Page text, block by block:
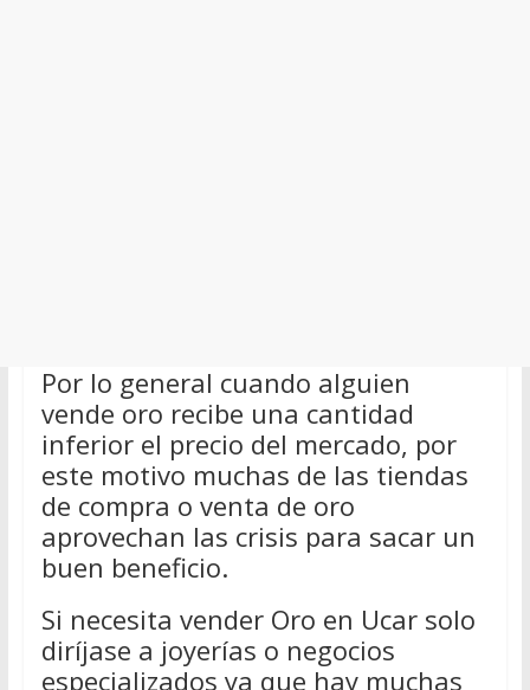
Por lo general cuando alguien
vende oro recibe una cantidad
inferior el precio del mercado, por
este motivo muchas de las tiendas
de compra o venta de oro
aprovechan las crisis para sacar un
buen beneficio.
Si necesita vender Oro en Ucar solo
diríjase a joyerías o negocios
especializados ya que hay muchas